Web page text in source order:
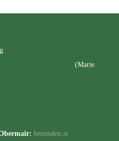
(Marie
benenden.at